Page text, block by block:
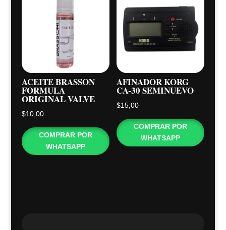
ACEITE BRASSON
FORMULA
ORIGINAL VALVE
$10,00
COMPRAR POR
WHATSAPP
AFINADOR KORG
CA-30 SEMINUEVO
$15,00
COMPRAR POR
WHATSAPP